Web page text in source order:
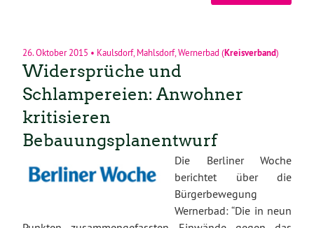
26. Oktober 2015 • Kaulsdorf, Mahlsdorf, Wernerbad (Kreisverband)
Widersprüche und
Schlampereien: Anwohner
kritisieren
Bebauungsplanentwurf
Die Berliner Woche
berichtet über die
Bürgerbewegung
Wernerbad: “Die in neun